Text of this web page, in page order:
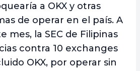
a OKX y otras
de operar en el país. A
mes, la SEC de Filipinas
contra 10 exchanges
OKX, por operar sin